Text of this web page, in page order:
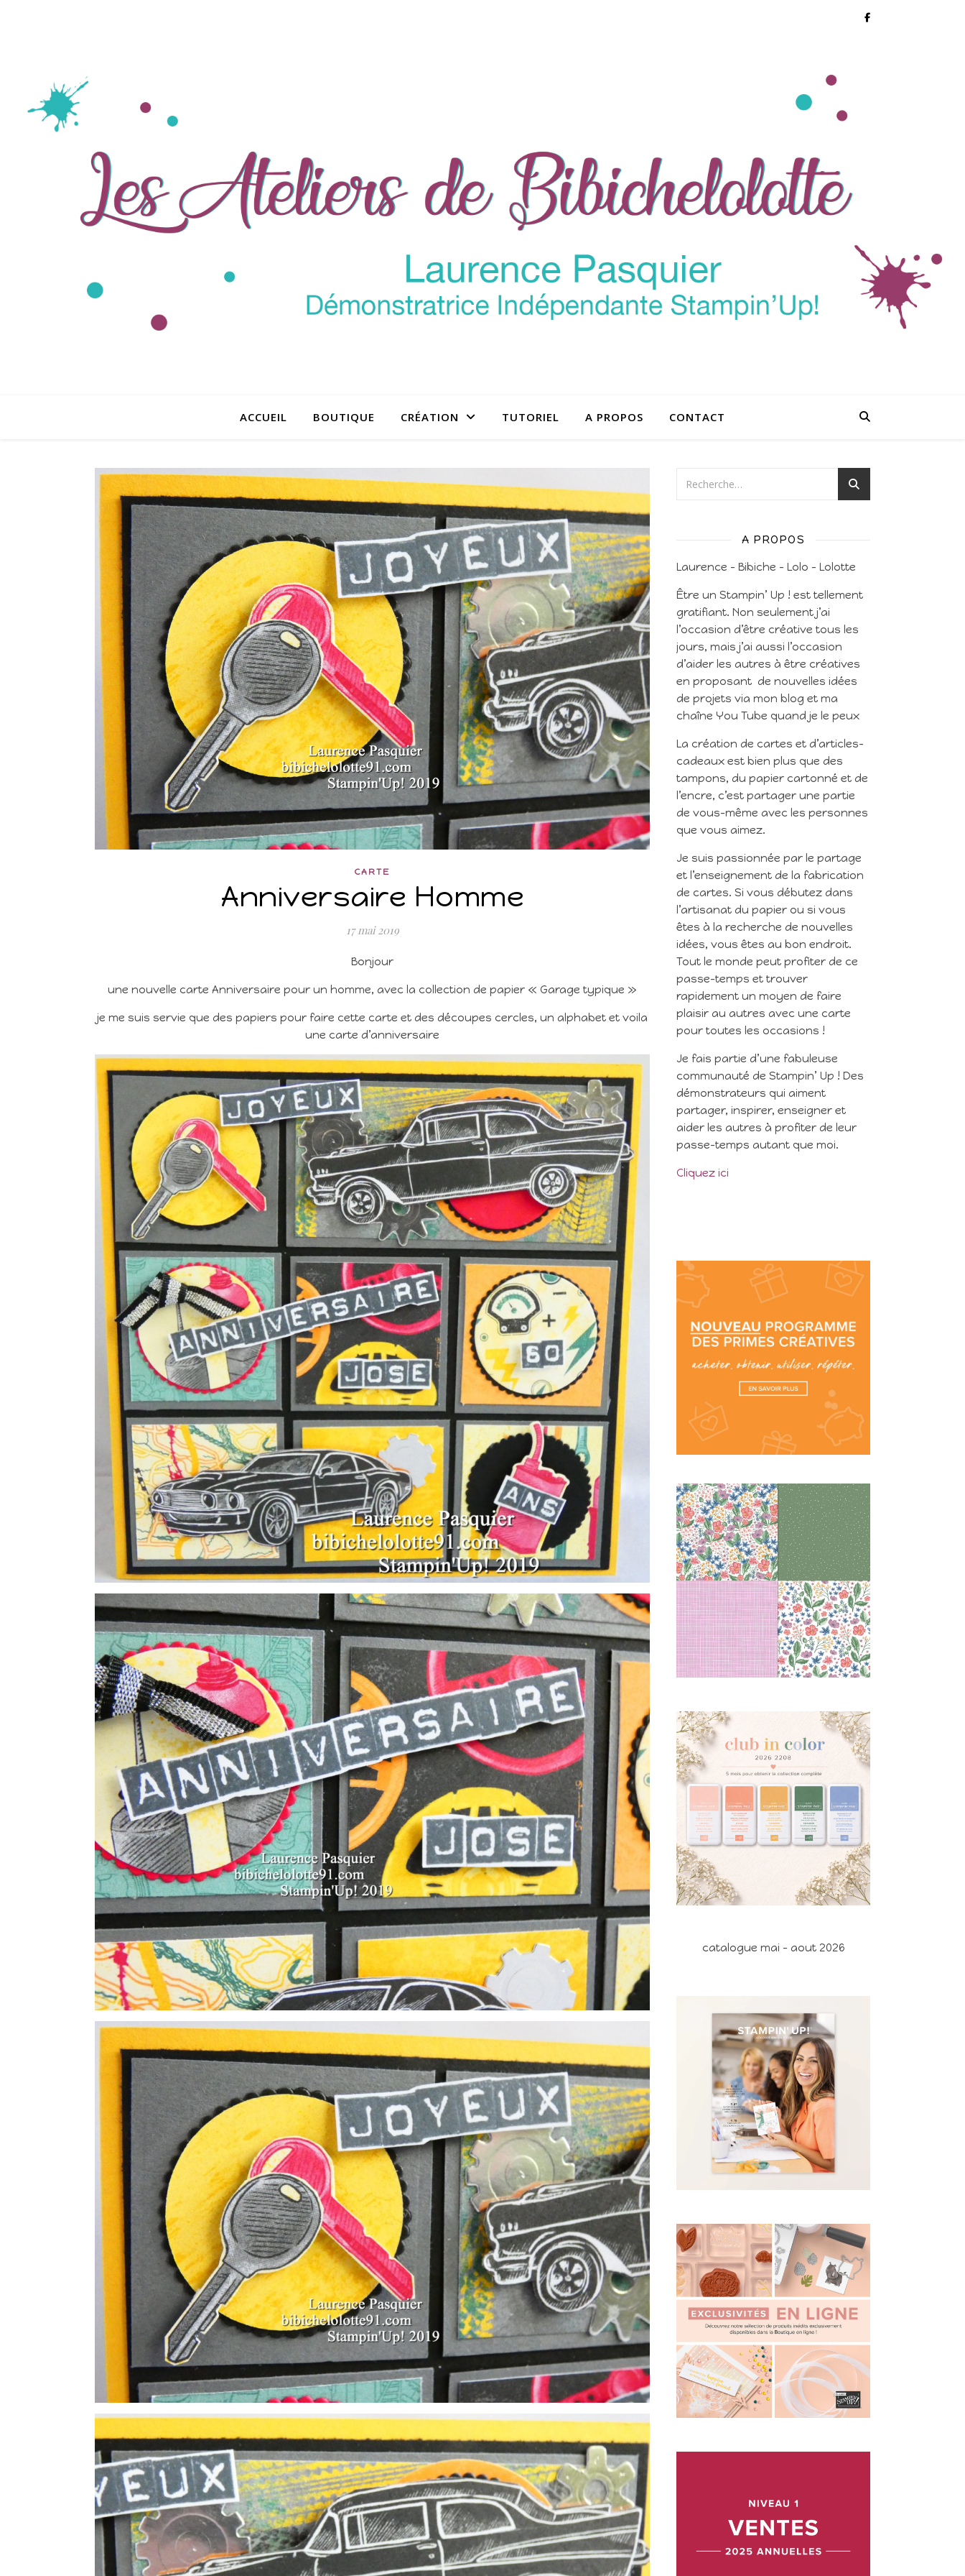
ACCUEIL BOUTIQUE CRÉATION TUTORIEL A PROPOS CONTACT
CARTE
Anniversaire Homme
17 mai 2019
Bonjour
une nouvelle carte Anniversaire pour un homme, avec la collection de papier « Garage typique »
je me suis servie que des papiers pour faire cette carte et des découpes cercles, un alphabet et voila
une carte d’anniversaire
A PROPOS
Laurence – Bibiche – Lolo – Lolotte
Être un Stampin’ Up ! est tellement
gratifiant. Non seulement j’ai
l’occasion d’être créative tous les
jours, mais j’ai aussi l’occasion
d’aider les autres à être créatives
en proposant de nouvelles idées
de projets via mon blog et ma
chaîne You Tube quand je le peux
La création de cartes et d’articles-
cadeaux est bien plus que des
tampons, du papier cartonné et de
l’encre, c’est partager une partie
de vous-même avec les personnes
que vous aimez.
Je suis passionnée par le partage
et l’enseignement de la fabrication
de cartes. Si vous débutez dans
l’artisanat du papier ou si vous
êtes à la recherche de nouvelles
idées, vous êtes au bon endroit.
Tout le monde peut profiter de ce
passe-temps et trouver
rapidement un moyen de faire
plaisir au autres avec une carte
pour toutes les occasions !
Je fais partie d’une fabuleuse
communauté de Stampin’ Up ! Des
démonstrateurs qui aiment
partager, inspirer, enseigner et
aider les autres à profiter de leur
passe-temps autant que moi.
Cliquez ici
catalogue mai - aout 2026